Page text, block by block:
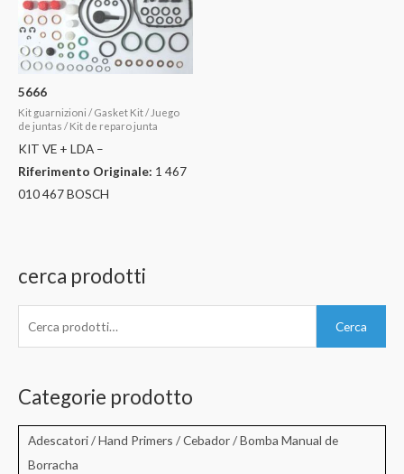
5666
Kit guarnizioni / Gasket Kit / Juego
de juntas / Kit de reparo junta
KIT VE + LDA –
Riferimento Originale: 1 467
010 467 BOSCH
cerca prodotti
c
Cerca
Categorie prodotto
Adescatori / Hand Primers / Cebador / Bomba Manual de
Borracha